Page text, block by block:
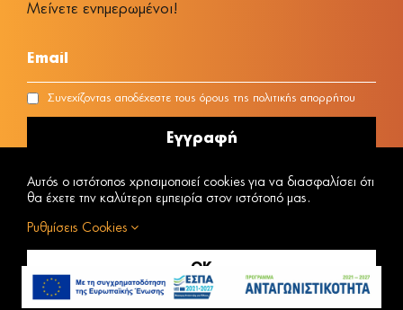
Μείνετε ενημερωμένοι!
Συνεχίζοντας αποδέχεστε τους όρους της πολιτικής απορρήτου
ΑΡΙΘΜΟΣ MH.T.E 1042E00810170301
Αυτός ο ιστότοπος χρησιμοποιεί cookies για να διασφαλίσει ότι
θα έχετε την καλύτερη εμπειρία στον ιστότοπό μας.
Ρυθμίσεις Cookies
OK